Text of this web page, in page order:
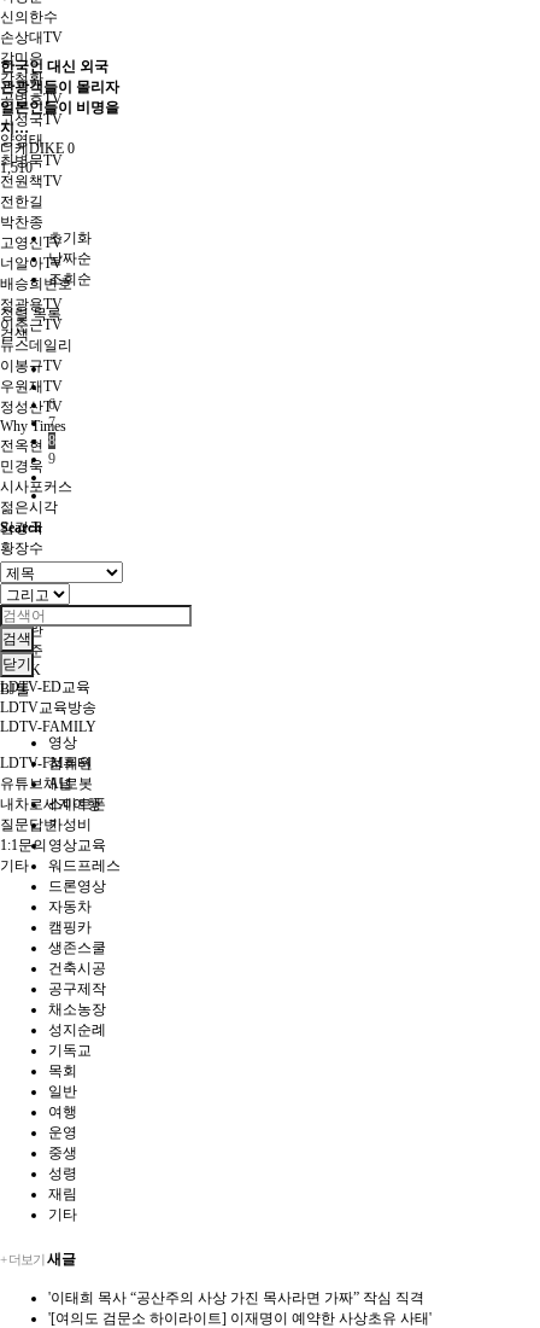
신의한수
손상대TV
강미은
강철환
공병호TV
고성국TV
양영태
최병묵TV
전원책TV
전한길
박찬종
고영신TV
너알아TV
배승희변호
정광용TV
이춘근TV
뉴스데일리
이봉규TV
우원재TV
정성산TV
Why Times
전옥현
민경욱
시사포커스
젊은시각
김경국
황장수
가세연
공작관
멸콩TV
문틀란
성제준
NTDK
BJ톨
LDTV-FAMILY
LDTV-FM회원
유튜브채널
내차로세계여행
질문답변
1:1문의
기타
한국인 대신 외국
관광객들이 몰리자
일본인들이 비명을
지…
디케DIKE 0
1,510
초기화
날짜순
조회순
정렬목록
검색
6
7
8
9
Search
검색
닫기
LDTV-ED교육
LDTV교육방송
영상
컴퓨터
AI로봇
스마트폰
가성비
영상교육
워드프레스
드론영상
자동차
캠핑카
생존스쿨
건축시공
공구제작
채소농장
성지순례
기독교
목회
일반
여행
운영
중생
성령
재림
기타
+ 더보기새글
'이태희 목사 “공산주의 사상 가진 목사라면 가짜” 작심 직격
'[여의도 검문소 하이라이트] 이재명이 예약한 사상초유 사태'